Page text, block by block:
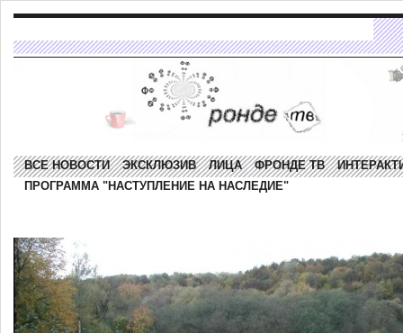
ВСЕ НОВОСТИ ЭКСКЛЮЗИВ ЛИЦА ФРОНДЕ ТВ
ПРОГРАММА "НАСТУПЛЕНИЕ НА НАСЛЕДИЕ"